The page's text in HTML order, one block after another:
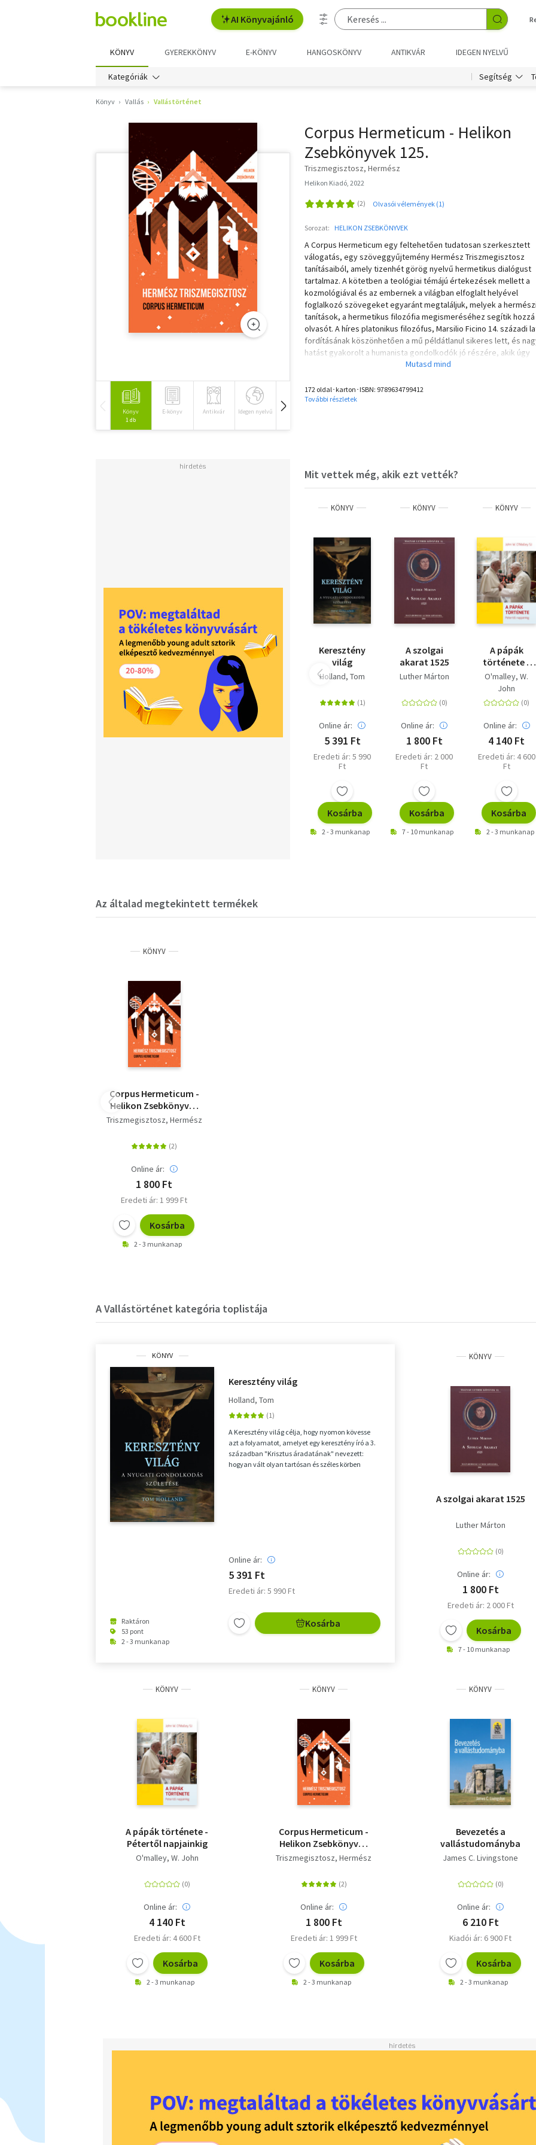
AI Könyvajánló
KÖNYV GYEREKKÖNYV E-KÖNYV HANGOSKÖNYV ANTIKVÁR IDEGEN NYELVŰ
Kategóriák Segítség
Könyv Vallás Vallástörténet
Könyv
1 db
E-könyv Antikvár Idegen nyelvű Hangoskönyv
Corpus Hermeticum - Helikon
Zsebkönyvek 125.
Triszmegisztosz, Hermész
Helikon Kiadó, 2022
Olvasói vélemények (1)
Sorozat: HELIKON ZSEBKÖNYVEK
A Corpus Hermeticum egy feltehetően tudatosan szerkesztett
válogatás, egy szöveggyűjtemény Hermész Triszmegisztosz
tanításaiból, amely tizenhét görög nyelvű hermetikus dialógust
tartalmaz. A kötetben a teológiai témájú értekezések mellett a
kozmológiával és az embernek a világban elfoglalt helyével
foglalkozó szövegeket egyaránt megtaláljuk, melyek a hermészi
tanítások, a hermetikus filozófia megismeréséhez segítik hozzá
olvasót. A híres platonikus filozófus, Marsilio Ficino 14. századi
fordításának köszönhetően a mű példátlanul sikeres lett, és
hatást gyakorolt a humanista gondolkodók jó részére, akik úgy
vélték, hogy a hermetikus irodalommal a régóta elfeledett,
valójában az isteni tudás letéteményese.
172 oldal･karton･ISBN: 9789634799412
További részletek
Mit vettek még, akik ezt vették?
KÖNYV
Keresztény
világ
Holland, Tom
Online ár:
5 391 Ft
Eredeti ár: 5 990
Ft
Kosárba
2 - 3 munkanap
KÖNYV
A szolgai
akarat 1525
Luther Márton
Online ár:
1 800 Ft
Eredeti ár: 2 000
Ft
Kosárba
7 - 10 munkanap
KÖNYV
A pápák
története -
Pétertől
napjainkig
O'malley, W.
John
Online ár:
4 140 Ft
Eredeti ár: 4 600
Ft
Kosárba
2 - 3 munkanap
Az általad megtekintett termékek
KÖNYV
Corpus Hermeticum -
Helikon Zsebkönyvek
125.
Triszmegisztosz, Hermész
Online ár:
1 800 Ft
Eredeti ár: 1 999 Ft
Kosárba
2 - 3 munkanap
A Vallástörténet kategória toplistája
KÖNYV
Raktáron
53 pont
2 - 3 munkanap
Keresztény világ
Holland, Tom
A Keresztény világ célja, hogy nyomon kövesse
azt a folyamatot, amelyet egy keresztény író a 3.
században "Krisztus áradatának" nevezett:
hogyan vált olyan tartósan és széles körben
Online ár:
5 391 Ft
Eredeti ár: 5 990 Ft
Kosárba
KÖNYV
A szolgai akarat 1525
Luther Márton
Online ár:
1 800 Ft
Eredeti ár: 2 000 Ft
Kosárba
7 - 10 munkanap
KÖNYV
A pápák története -
Pétertől napjainkig
O'malley, W. John
Online ár:
4 140 Ft
Eredeti ár: 4 600 Ft
Kosárba
2 - 3 munkanap
KÖNYV
Corpus Hermeticum -
Helikon Zsebkönyvek
125.
Triszmegisztosz, Hermész
Online ár:
1 800 Ft
Eredeti ár: 1 999 Ft
Kosárba
2 - 3 munkanap
KÖNYV
Bevezetés a
vallástudományba
James C. Livingstone
Online ár:
6 210 Ft
Kiadói ár: 6 900 Ft
Kosárba
2 - 3 munkanap